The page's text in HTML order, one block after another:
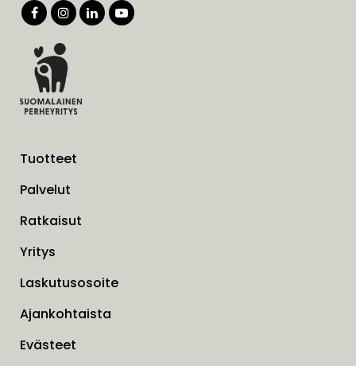
Tuotteet
Palvelut
Ratkaisut
Yritys
Laskutusosoite
Ajankohtaista
Evästeet